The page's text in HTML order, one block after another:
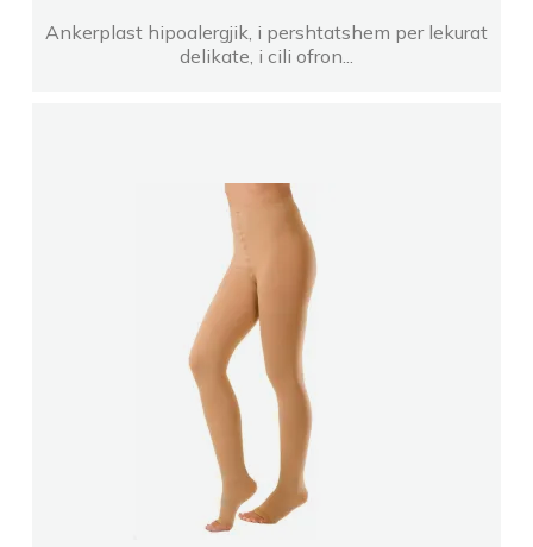
Ankerplast hipoalergjik, i pershtatshem per lekurat
delikate, i cili ofron...